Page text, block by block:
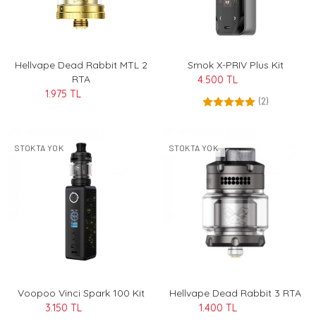
Hellvape Dead Rabbit MTL 2
RTA
1.975 TL
Smok X-PRIV Plus Kit
4.500 TL
(2)
STOKTA YOK
Voopoo Vinci Spark 100 Kit
3.150 TL
STOKTA YOK
Hellvape Dead Rabbit 3 RTA
1.400 TL